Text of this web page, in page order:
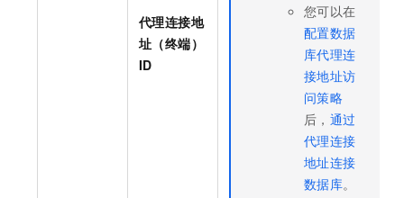
代理连接地
址（终端）
ID
您可以在
配置数据
库代理连
接地址访
问策略
后， 通过
代理连接
地址连接
数据库。